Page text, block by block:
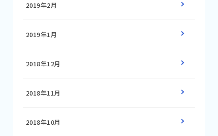
2019年2月
2019年1月
2018年12月
2018年11月
2018年10月